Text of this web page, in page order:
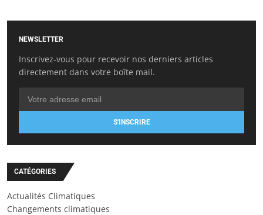
NEWSLETTER
Inscrivez-vous pour recevoir nos derniers articles
directement dans votre boîte mail.
S'INSCRIRE
CATÉGORIES
Actualités Climatiques
Changements climatiques